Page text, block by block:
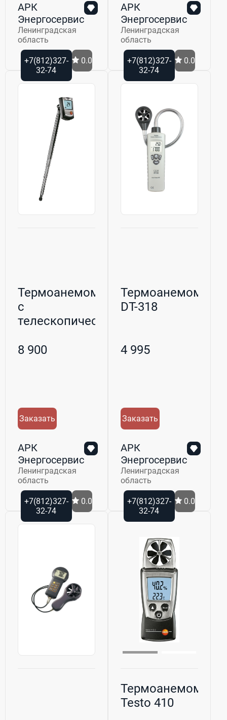
АРК
Энергосервис
Ленинградская
область
+7(812)327-
32-74
0.0
АРК
Энергосервис
Ленинградская
область
+7(812)327-
32-74
0.0
Термоанемометр
с
телескопическим
V...
8 900
Заказать
АРК
Энергосервис
Ленинградская
область
+7(812)327-
32-74
0.0
Термоанемометр
DT-318
4 995
Заказать
АРК
Энергосервис
Ленинградская
область
+7(812)327-
32-74
0.0
Термоанемометр
Testo 410